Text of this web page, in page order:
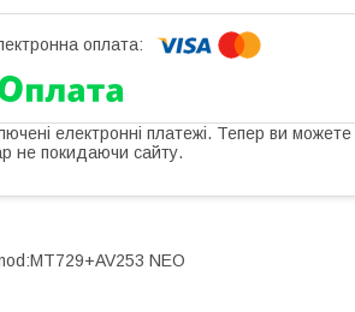
електронні платежі. Тепер ви можете
не покидаючи сайту.
NEO